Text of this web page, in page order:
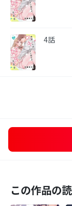
4話
この作品の